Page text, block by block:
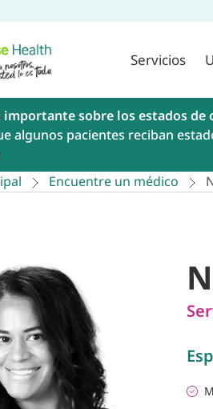
Servicios
sobre los estados de
algunos pacientes reciban
Encuentre un médico